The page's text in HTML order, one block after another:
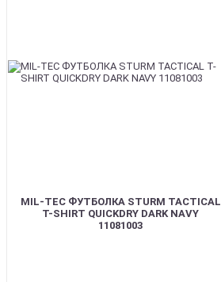
MIL-TEC ФУТБОЛКА STURM TACTICAL
T-SHIRT QUICKDRY DARK NAVY
11081003